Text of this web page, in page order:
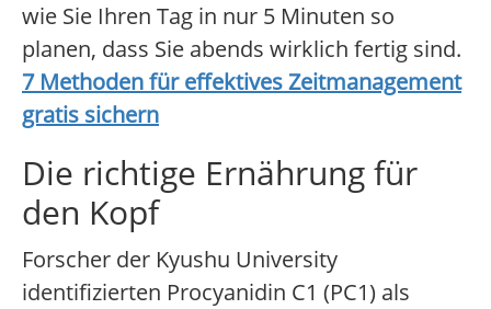
wie Sie Ihren Tag in nur 5 Minuten so
planen, dass Sie abends wirklich fertig sind.
7 Methoden für effektives Zeitmanagement
gratis sichern
Die richtige Ernährung für
den Kopf
Forscher der Kyushu University
identifizierten Procyanidin C1 (PC1) als